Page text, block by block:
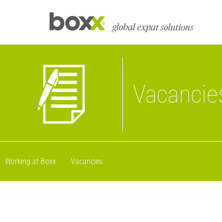
Working at Boxx Vacancies